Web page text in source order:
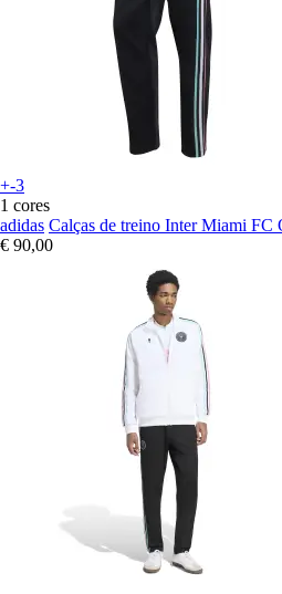
+-3
1 cores
adidas Calças de treino Inter Miami FC
€ 90,00